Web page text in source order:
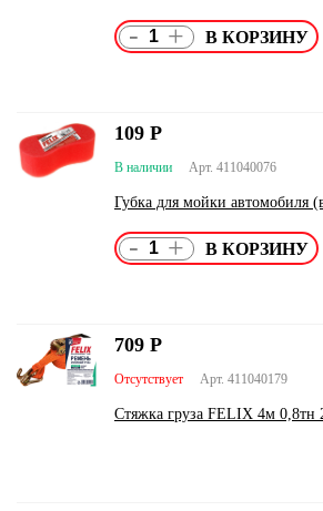
- +
Арт. 411040076
В наличии
Губка для мойки автомобиля
109 Р
- +
Арт. 411040179
Отсутствует
Стяжка груза FELIX 4м 0,8тн
709 Р